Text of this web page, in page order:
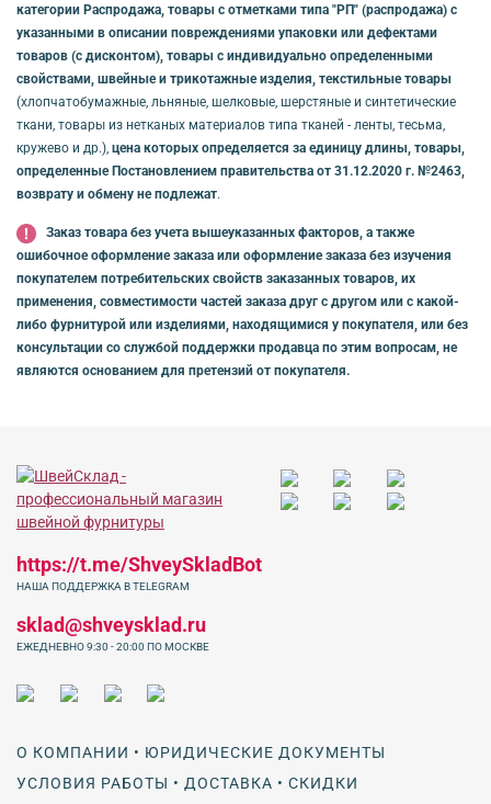
категории Распродажа, товары с отметками типа "РП" (распродажа) с
указанными в описании повреждениями упаковки или дефектами
товаров (с дисконтом), товары с индивидуально определенными
свойствами, швейные и трикотажные изделия, текстильные товары
(хлопчатобумажные, льняные, шелковые, шерстяные и синтетические
ткани, товары из нетканых материалов типа тканей - ленты, тесьма,
кружево и др.), цена которых определяется за единицу длины, товары,
определенные Постановлением правительства от 31.12.2020 г. №2463,
возврату и обмену не подлежат.
Заказ товара без учета вышеуказанных факторов, а также
ошибочное оформление заказа или оформление заказа без изучения
покупателем потребительских свойств заказанных товаров, их
применения, совместимости частей заказа друг с другом или с какой-
либо фурнитурой или изделиями, находящимися у покупателя, или без
консультации со службой поддержки продавца по этим вопросам, не
являются основанием для претензий от покупателя.
О КОМПАНИИ • ЮРИДИЧЕСКИЕ ДОКУМЕНТЫ
УСЛОВИЯ РАБОТЫ • ДОСТАВКА • СКИДКИ
https://t.me/ShveySkladBot
НАША ПОДДЕРЖКА В TELEGRAM
sklad@shveysklad.ru
ЕЖЕДНЕВНО 9:30 - 20:00 ПО МОСКВЕ